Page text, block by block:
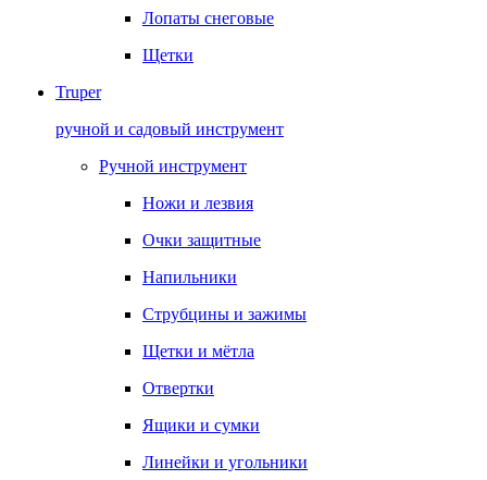
Лопаты снеговые
Щетки
Truper
ручной и садовый инструмент
Ручной инструмент
Ножи и лезвия
Очки защитные
Напильники
Струбцины и зажимы
Щетки и мётла
Отвертки
Ящики и сумки
Линейки и угольники